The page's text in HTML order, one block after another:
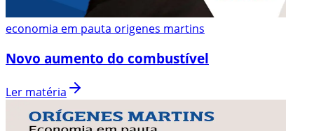
economia em pauta origenes martins
Novo aumento do combustível
Ler matéria